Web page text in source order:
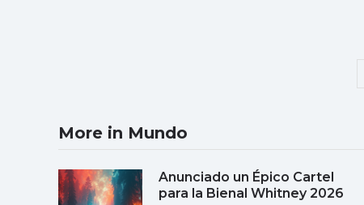
More in Mundo
Anunciado un Épico Cartel
para la Bienal Whitney 2026